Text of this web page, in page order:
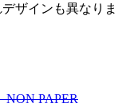
ザインも異なりま
NON PAPER